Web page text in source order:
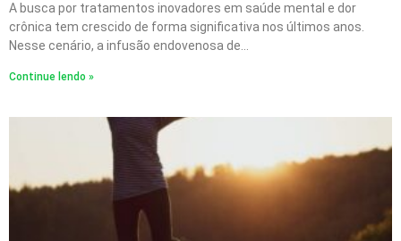
A busca por tratamentos inovadores em saúde mental e dor
crônica tem crescido de forma significativa nos últimos anos.
Nesse cenário, a infusão endovenosa de…
Continue lendo »